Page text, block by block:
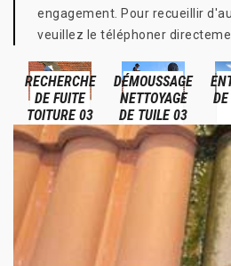
engagement. Pour recueillir
veuillez le téléphoner
RECHERCHE
DE FUITE
TOITURE 03
DÉMOUSSAGE
NETTOYAGE
DE TUILE 03